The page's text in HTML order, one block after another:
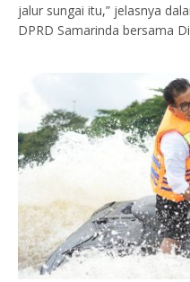
jalur sungai itu,” jelasnya
DPRD Samarinda bersama